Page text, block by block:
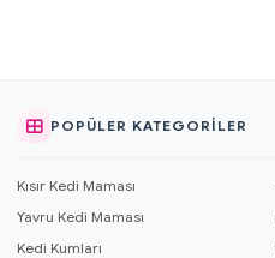
POPÜLER KATEGORILER
Kısır Kedi Maması
Yavru Kedi Maması
Kedi Kumları